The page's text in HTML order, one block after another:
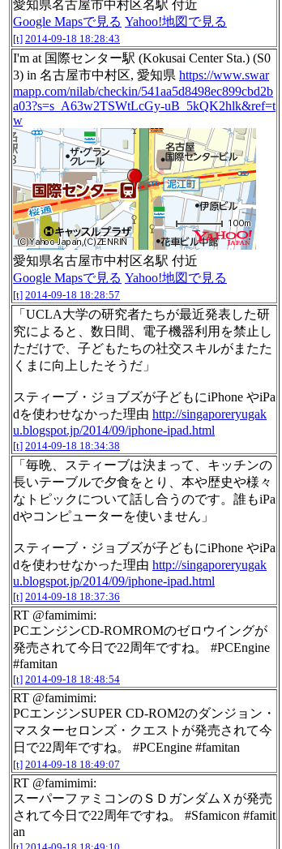
愛知県名古屋市中村区名駅 付近
Google Mapsで見る Yahoo!地図で見る
[t] 2014-09-18 18:28:43
I'm at 国際センター駅 (Kokusai Center Sta.) (S0
3) in 名古屋市中村区, 愛知県 https://www.swar
mapp.com/nilab/checkin/541aa5d8498ec899cbd2b
a03?s=s_A63w2TSWtLcGy-uB_5kQK2hlk&ref=t
w
愛知県名古屋市中村区名駅 付近
Google Mapsで見る Yahoo!地図で見る
[t] 2014-09-18 18:28:57
「UCLA大学の研究者たちが最近発表した研
究によると、数日間、電子機器利用を禁止し
ただけで、子どもたちの社交スキルがまたた
くまに向上したそうだ」
スティーブ・ジョブズが子どもにiPhone やiPa
dを使わせなかった理由 http://singaporeryugak
u.blogspot.jp/2014/09/iphone-ipad.html
[t] 2014-09-18 18:34:38
「毎晩、スティーブは決まって、キッチンの
長いテーブルで夕食をとり、本や歴史や様々
なトピックについて話し合うのです。誰もiPa
dやコンピューターを使いません」
スティーブ・ジョブズが子どもにiPhone やiPa
dを使わせなかった理由 http://singaporeryugak
u.blogspot.jp/2014/09/iphone-ipad.html
[t] 2014-09-18 18:37:36
RT @famimimi:
PCエンジンCD-ROMROMのゼロウイングが
発売されて今日で22周年ですね。 #PCEngine
#famitan
[t] 2014-09-18 18:48:54
RT @famimimi:
PCエンジンSUPER CD-ROM2のダンジョン・
マスターセロンズ・クエストが発売されて今
日で22周年ですね。 #PCEngine #famitan
[t] 2014-09-18 18:49:07
RT @famimimi:
スーパーファミコンのＳＤガンダムＸが発売
されて今日で22周年ですね。 #Sfamicon #famit
an